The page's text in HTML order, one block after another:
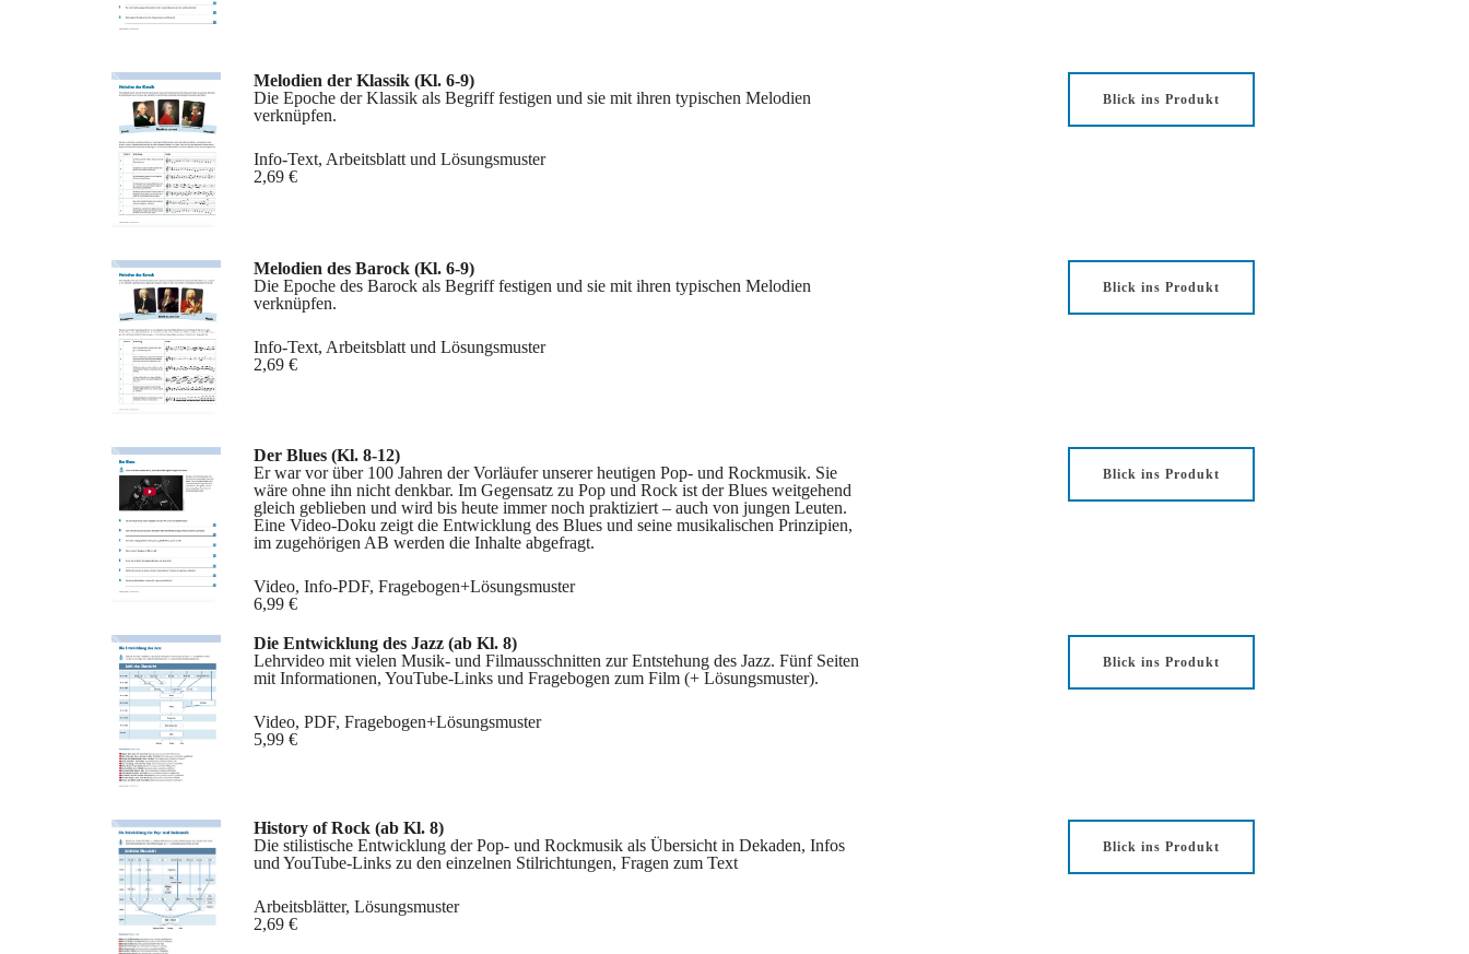
Melodien der Klassik (Kl. 6-9)
Die Epoche der Klassik als Begriff festigen und sie mit ihren typischen Melodien
verknüpfen.
Info-Text, Arbeitsblatt und Lösungsmuster
2,69 €
Blick ins Produkt
Melodien des Barock (Kl. 6-9)
Die Epoche des Barock als Begriff festigen und sie mit ihren typischen Melodien
verknüpfen.
Info-Text, Arbeitsblatt und Lösungsmuster
2,69 €
Blick ins Produkt
Der Blues (Kl. 8-12)
Er war vor über 100 Jahren der Vorläufer unserer heutigen Pop- und Rockmusik. Sie
wäre ohne ihn nicht denkbar. Im Gegensatz zu Pop und Rock ist der Blues weitgehend
gleich geblieben und wird bis heute immer noch praktiziert – auch von jungen Leuten.
Eine Video-Doku zeigt die Entwicklung des Blues und seine musikalischen Prinzipien,
im zugehörigen AB werden die Inhalte abgefragt.
Video, Info-PDF, Fragebogen+Lösungsmuster
6,99 €
Blick ins Produkt
Die Entwicklung des Jazz (ab Kl. 8)
Lehrvideo mit vielen Musik- und Filmausschnitten zur Entstehung des Jazz. Fünf Seiten
mit Informationen, YouTube-Links und Fragebogen zum Film (+ Lösungsmuster).
Video, PDF, Fragebogen+Lösungsmuster
5,99 €
Blick ins Produkt
History of Rock (ab Kl. 8)
Die stilistische Entwicklung der Pop- und Rockmusik als Übersicht in Dekaden, Infos
und YouTube-Links zu den einzelnen Stilrichtungen, Fragen zum Text
Arbeitsblätter, Lösungsmuster
2,69 €
Blick ins Produkt